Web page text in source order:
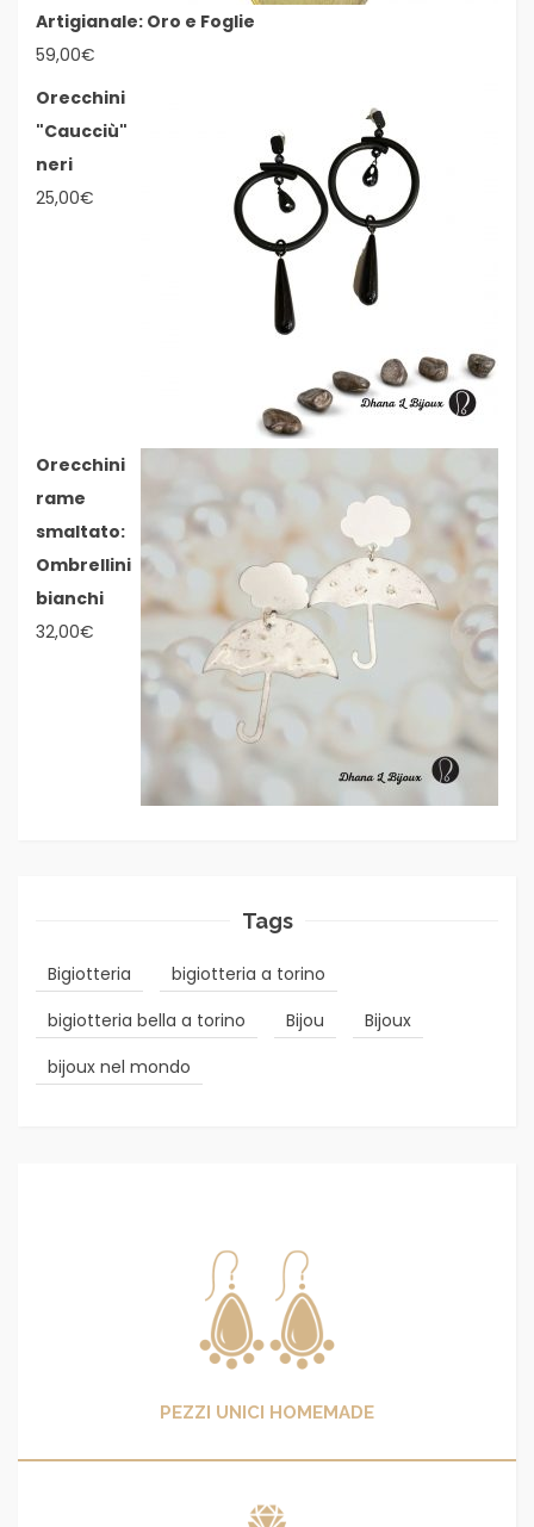
Artigianale: Oro e Foglie
59,00€
Orecchini
"Caucciù"
neri
25,00€
Orecchini
rame
smaltato:
Ombrellini
bianchi
32,00€
Tags
Bigiotteria
bigiotteria a torino
bigiotteria bella a torino
Bijou
Bijoux
bijoux nel mondo
PEZZI UNICI HOMEMADE